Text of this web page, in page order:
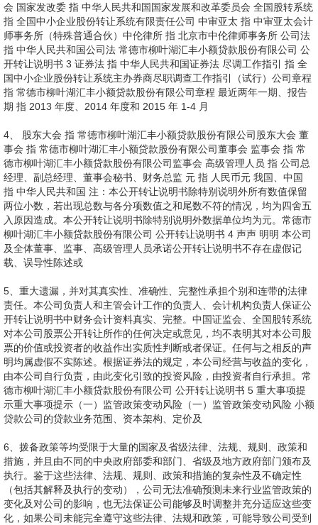
会 国家发改委 指 中华人民共和国国家发展和改革委员会 全国股转系统
指 全国中小企业股份转让系统有限责任公司 中审亚太 指 中审亚太会计
师事务所（特殊普通合伙）中伦律所 指 北京市中伦律师事务所 公司法
指 中华人民共和国公司法 常德市柳叶湖汇丰小额贷款股份有限公司 公
开转让说明书 3 证券法 指 中华人民共和国证券法 尽调工作指引 指 全
国中小企业股份转让系统主办券商尽职调查工作指引（试行）公司章程
指 常德市柳叶湖汇丰小额贷款股份有限公司章程 最近两年一期、报告
期 指 2013 年度、2014 年度和 2015 年 1-4 月
4、 股东大会 指 常德市柳叶湖汇丰小额贷款股份有限公司股东大会 董
事会 指 常德市柳叶湖汇丰小额贷款股份有限公司董事会 监事会 指 常
德市柳叶湖汇丰小额贷款股份有限公司监事会 高级管理人员 指 公司总
经理、副总经理、董事会秘书、财务总监 元 指 人民币元 我国、中国
指 中华人民共和国 注：本公开转让说明书除特别说明外所有数值保留
两位小数，若出现总数与各分项数值之和尾数不符的情况，均为四舍五
入原因造成。本公开转让说明书除特别说明外数据单位均为元。常德市
柳叶湖汇丰小额贷款股份有限公司 公开转让说明书 4 声声 明明 本公司
及全体董事、监事、高级管理人员承诺公开转让说明书不存在虚假记
载、误导性陈述或
5、重大遗漏，并对其真实性、准确性、完整性承担个别和连带的法律
责任。本公司负责人和主管会计工作的负责人、会计机构负责人保证公
开转让说明书中财务会计资料真实、完整。中国证监会、全国股转系统
对本公司股票公开转让所作的任何决定或意见，均不表明其对本公司股
票的价值或投资者的收益作出实质性判断或者保证。任何与之相反的声
明均属虚假不实陈述。根据证券法的规定，本公司经营与收益的变化，
由本公司自行负责，由此变化引致的投资风险，由投资者自行承担。常
德市柳叶湖汇丰小额贷款股份有限公司 公开转让说明书 5 重大事项提
示重大事项提示（一）监管政策变动风险（一）监管政策变动风险 小额
贷款公司的贷款业务范围、资本架构、定价及
6、拨备政策等均受限于大量的国家及省级法律、法规、规则、政策和
措施，并且由不同的中央政府部委和部门、省级及地方政府部门颁布及
执行。鉴于这些法律、法规、规则、政策和措施的复杂性及不确定性
（包括其解释及执行的变动），公司无法准确预测未来行业监管政策的
变化及对公司的影响，也无法保证公司能够及时调整并充分适应这些变
化，如果公司未能完全遵守这些法律、法规和政策，可能导致公司受到